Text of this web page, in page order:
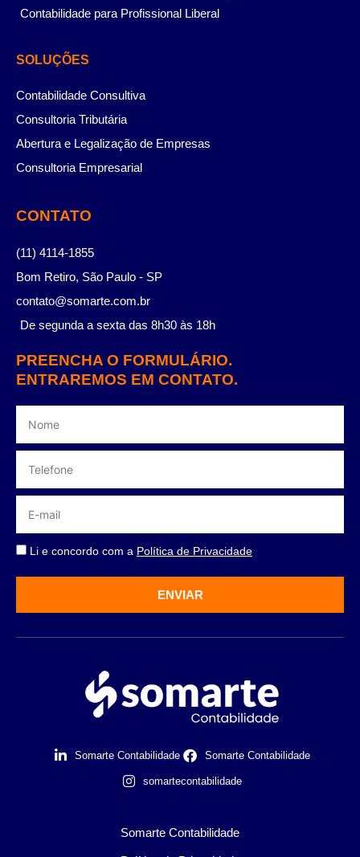
Contabilidade para Profissional Liberal
SOLUÇÕES
Contabilidade Consultiva
Consultoria Tributária
Abertura e Legalização de Empresas
Consultoria Empresarial
CONTATO
(11) 4114-1855
Bom Retiro, São Paulo - SP
contato@somarte.com.br
De segunda a sexta das 8h30 às 18h
PREENCHA O FORMULÁRIO.
ENTRAREMOS EM CONTATO.
Li e concordo com a Política de Privacidade
ENVIAR
Somarte Contabilidade Somarte Contabilidade
somartecontabilidade
Somarte Contabilidade